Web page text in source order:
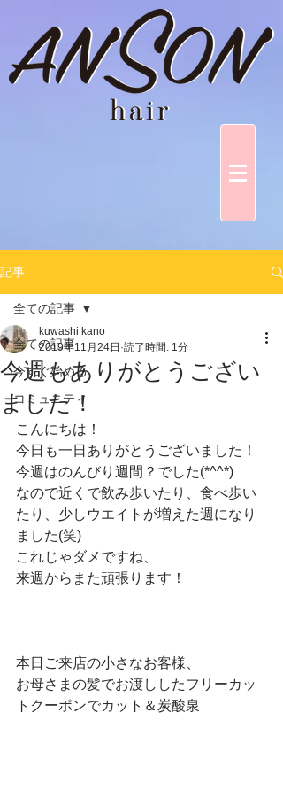
記事
全ての記事
今すぐ始める
コミュニティ
全ての記事
今週もありがとうござい
ました！
kuwashi kano
2019年11月24日 読了時間: 1分
こんにちは！
今日も一日ありがとうございました！
今週はのんびり週間？でした(*^^*)
なので近くで飲み歩いたり、食べ歩い
たり、少しウエイトが増えた週になり
ました(笑)
これじゃダメですね、
来週からまた頑張ります！
本日ご来店の小さなお客様、
お母さまの髪でお渡ししたフリーカッ
トクーポンでカット＆炭酸泉